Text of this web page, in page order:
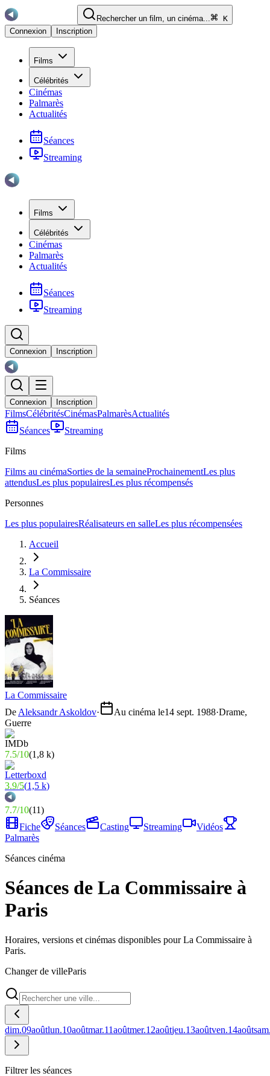
Rechercher un film, un cinéma...
K
Connexion
Inscription
Films
Célébrités
Cinémas
Palmarès
Actualités
Séances
Streaming
Films
Célébrités
Cinémas
Palmarès
Actualités
Séances
Streaming
Connexion Inscription
Connexion Inscription
FilmsCélébritésCinémasPalmarèsActualités
Séances
Streaming
Films
Films au cinémaSorties de la semaineProchainementLes plus
attendusLes plus populairesLes plus récompensés
Personnes
Les plus populairesRéalisateurs en salleLes plus récompensées
Accueil
La Commissaire
Séances
La Commissaire
De Aleksandr Askoldov· Au cinéma le14 sept. 1988·Drame,
Guerre
7.5/10(1,8 k)
3.9/5(1,5 k)
7.7/10(11)
Fiche
Séances Casting Streaming
Vidéos
Palmarès
Séances cinéma
Séances de La Commissaire à
Paris
Horaires, versions et cinémas disponibles pour La Commissaire à
Paris.
Changer de villeParis
dim.09aoûtlun.10aoûtmar.11aoûtmer.12aoûtjeu.13aoûtven.14août
Filtrer les séances